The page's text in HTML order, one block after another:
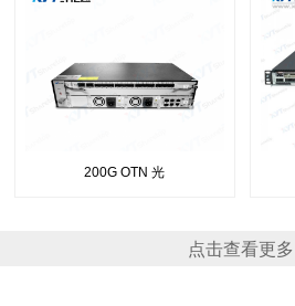
200G OTN 光
点击查看更